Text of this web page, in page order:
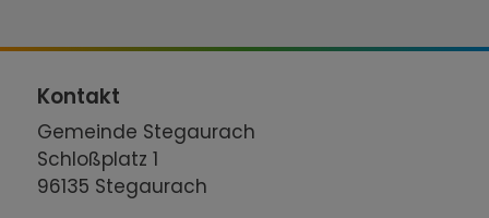
Kontakt
Gemeinde Stegaurach
Schloßplatz 1
96135 Stegaurach